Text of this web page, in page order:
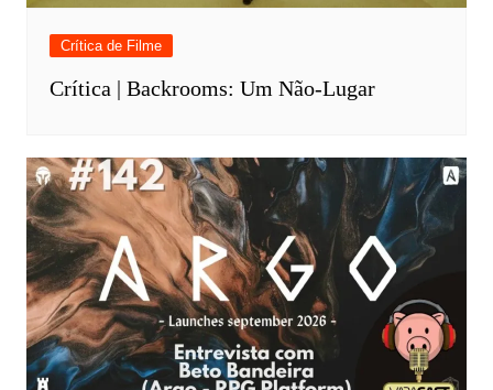
Crítica de Filme
Crítica | Backrooms: Um Não-Lugar